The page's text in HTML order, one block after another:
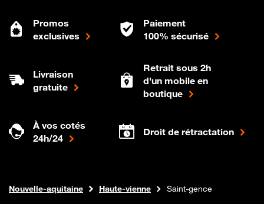
Promos
exclusives
Paiement
100% sécurisé
Livraison
gratuite
Retrait sous 2h
d'un mobile en
boutique
À vos cotés
24h/24
Droit de rétractation
Boutique Orange
Internet fibre
Nouvelle-aquitaine Haute-vienne Saint-gence